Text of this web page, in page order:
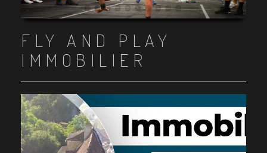
Item 1
Item 2
Item 3
Item 4
Item 5
Item 6
Item 7
Item 8
Item 9
Item 10
FLY AND PLAY
IMMOBILIER